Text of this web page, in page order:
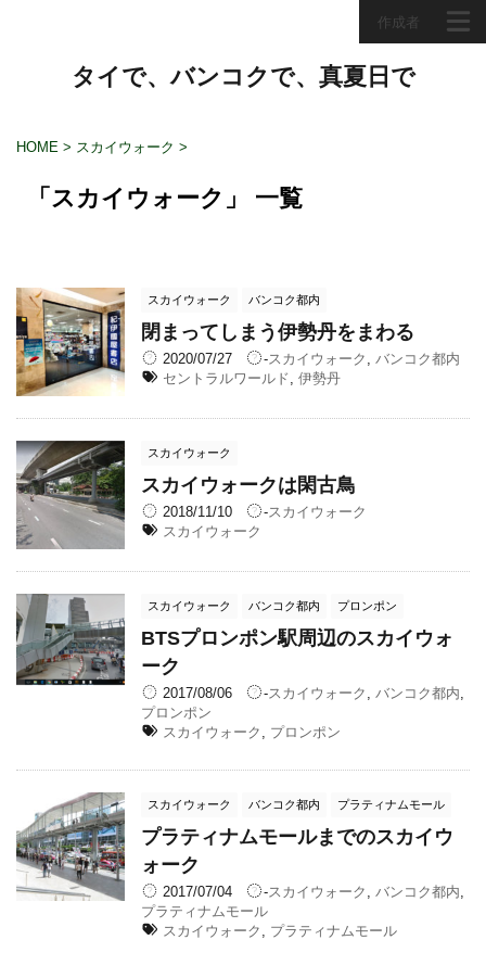
作成者
タイで、バンコクで、真夏日で
HOME > スカイウォーク >
「スカイウォーク」 一覧
スカイウォーク バンコク都内
閉まってしまう伊勢丹をまわる
2020/07/27 -スカイウォーク
バンコク都内
セントラルワールド ,伊勢丹
スカイウォーク
スカイウォークは閑古鳥
2018/11/10 -スカイウォーク
スカイウォーク
スカイウォーク バンコク都内 プロンポン
BTSプロンポン駅周辺のスカイウォ
ーク
2017/08/06 -スカイウォーク バンコク都内
プロンポン
スカイウォーク
プロンポン
スカイウォーク バンコク都内 プラティナムモール
プラティナムモールまでのスカイウ
ォーク
2017/07/04 -スカイウォーク バンコク都内
プラティナムモール
スカイウォーク
プラティナムモール